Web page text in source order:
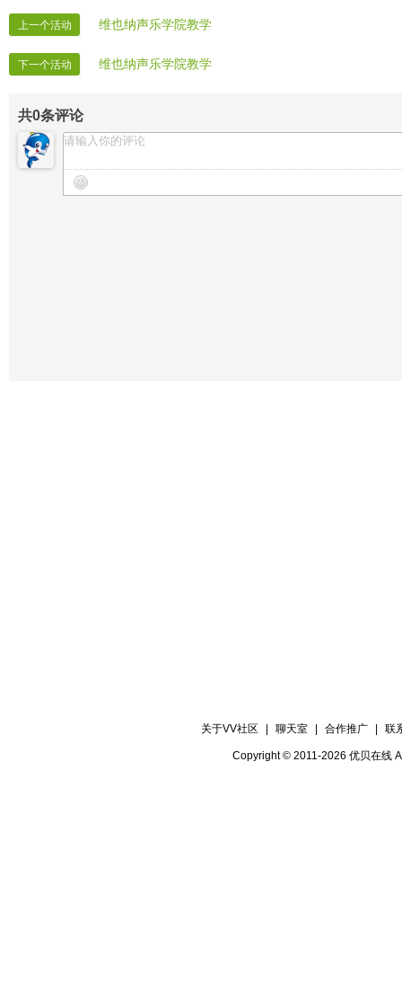
上一个活动 维也纳声乐学院教学
下一个活动 维也纳声乐学院教学
共0条评论
关于VV社区 聊天室 合作推广 联
Copyright © 2011-2026 优贝在线